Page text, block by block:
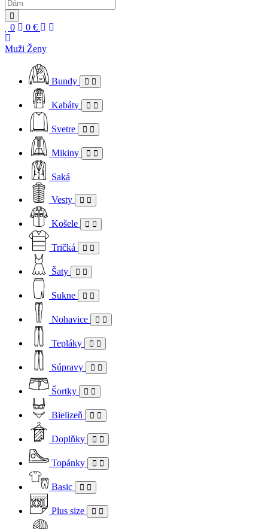
0 0 €
Muži Ženy
Bundy
Kabáty
Svetre
Mikiny
Saká
Vesty
Košele
Tričká
Šaty
Sukne
Nohavice
Tepláky
Súpravy
Šortky
Bielizeň
Doplňky
Topánky
Basic
Plus size